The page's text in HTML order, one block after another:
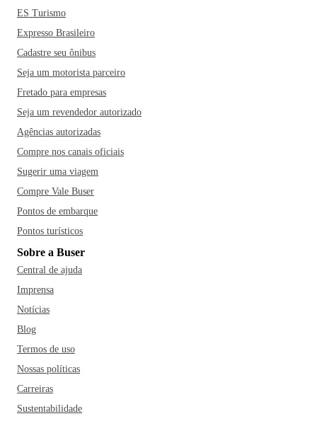
ES Turismo
Expresso Brasileiro
Cadastre seu ônibus
Seja um motorista parceiro
Fretado para empresas
Seja um revendedor autorizado
Agências autorizadas
Compre nos canais oficiais
Sugerir uma viagem
Compre Vale Buser
Pontos de embarque
Pontos turísticos
Sobre a Buser
Central de ajuda
Imprensa
Notícias
Blog
Termos de uso
Nossas políticas
Carreiras
Sustentabilidade